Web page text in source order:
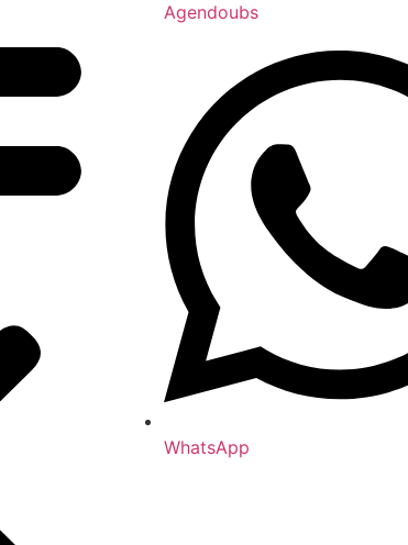
Agendoubs
WhatsApp